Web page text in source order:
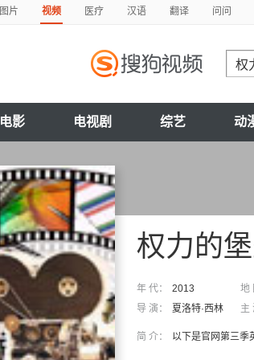
图片 视频 医疗 汉语 翻译 问问
电影 电视剧 综艺 动
权力的
年 代： 2013 地
导 演：
夏洛特·西林 主
简 介： 以下是官网第三季